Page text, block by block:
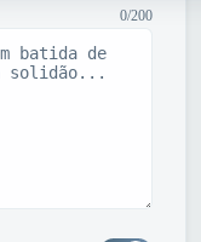
0/200